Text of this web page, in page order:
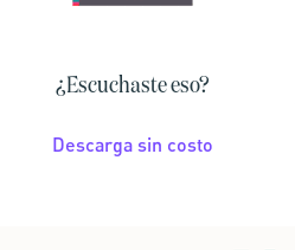
¿Escuchaste eso?
Descarga sin costo